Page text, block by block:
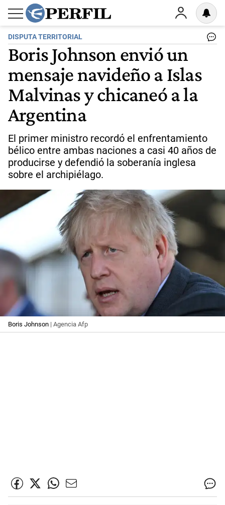
DISPUTA TERRITORIAL
Boris Johnson envió un
mensaje navideño a Islas
Malvinas y chicaneó a la
Argentina
El primer ministro recordó el enfrentamiento
bélico entre ambas naciones a casi 40 años de
producirse y defendió la soberanía inglesa
sobre el archipiélago.
Boris Johnson | Agencia Afp